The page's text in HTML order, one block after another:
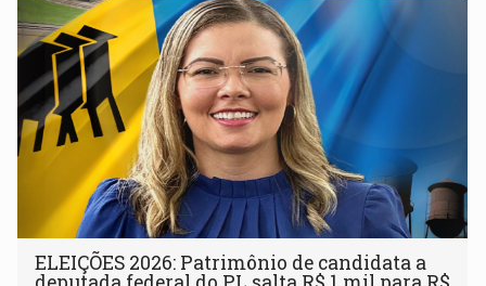
ELEIÇÕES 2026: Patrimônio de candidata a